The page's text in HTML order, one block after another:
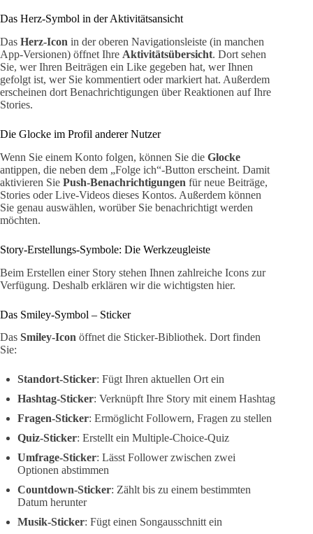
Das Herz-Symbol in der Aktivitätsansicht
Das Herz-Icon in der oberen Navigationsleiste (in manchen
App-Versionen) öffnet Ihre Aktivitätsübersicht. Dort sehen
Sie, wer Ihren Beiträgen ein Like gegeben hat, wer Ihnen
gefolgt ist, wer Sie kommentiert oder markiert hat. Außerdem
erscheinen dort Benachrichtigungen über Reaktionen auf Ihre
Stories.
Die Glocke im Profil anderer Nutzer
Wenn Sie einem Konto folgen, können Sie die Glocke
antippen, die neben dem „Folge ich“-Button erscheint. Damit
aktivieren Sie Push-Benachrichtigungen für neue Beiträge,
Stories oder Live-Videos dieses Kontos. Außerdem können
Sie genau auswählen, worüber Sie benachrichtigt werden
möchten.
Story-Erstellungs-Symbole: Die Werkzeugleiste
Beim Erstellen einer Story stehen Ihnen zahlreiche Icons zur
Verfügung. Deshalb erklären wir die wichtigsten hier.
Das Smiley-Symbol – Sticker
Das Smiley-Icon öffnet die Sticker-Bibliothek. Dort finden
Sie:
Standort-Sticker: Fügt Ihren aktuellen Ort ein
Hashtag-Sticker: Verknüpft Ihre Story mit einem Hashtag
Fragen-Sticker: Ermöglicht Followern, Fragen zu stellen
Quiz-Sticker: Erstellt ein Multiple-Choice-Quiz
Umfrage-Sticker: Lässt Follower zwischen zwei
Optionen abstimmen
Countdown-Sticker: Zählt bis zu einem bestimmten
Datum herunter
Musik-Sticker: Fügt einen Songausschnitt ein